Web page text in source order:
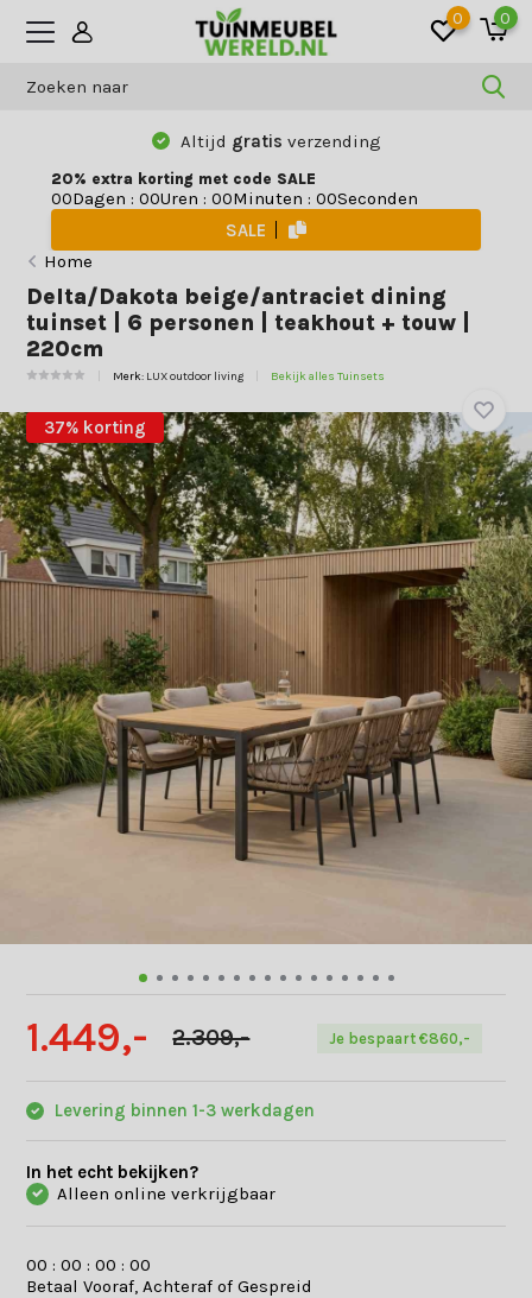
0 0
Altijd gratis verzending
20% extra korting met code SALE
00Dagen : 00Uren : 00Minuten : 00Seconden
SALE
Home
Delta/Dakota beige/antraciet dining
tuinset | 6 personen | teakhout + touw |
220cm
Merk: LUX outdoor living Bekijk alles Tuinsets
37% korting
1.449,- 2.309,- Je bespaart €860,-
Levering binnen 1-3 werkdagen
In het echt bekijken?
Alleen online verkrijgbaar
00 :00 :00 :00
Betaal Vooraf, Achteraf of Gespreid